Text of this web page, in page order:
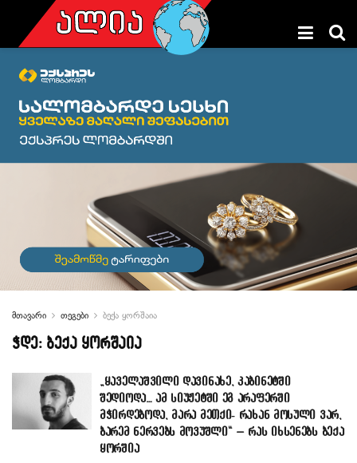
მთავარი თეგები ბექა ყორშაია
ჭდე: ბექა ყორშაია
„ყაველაშვილი დავინახე, კაბინეტში
შედიოდა… ამ სიუჟეტში ეგ არაფერში
მჭირდებოდა, მარა მეთქი- რახან მოსული ვარ,
ბარემ ნერვებს მოვუშლი“ – რას იხსენებს ბექა
ყორშია